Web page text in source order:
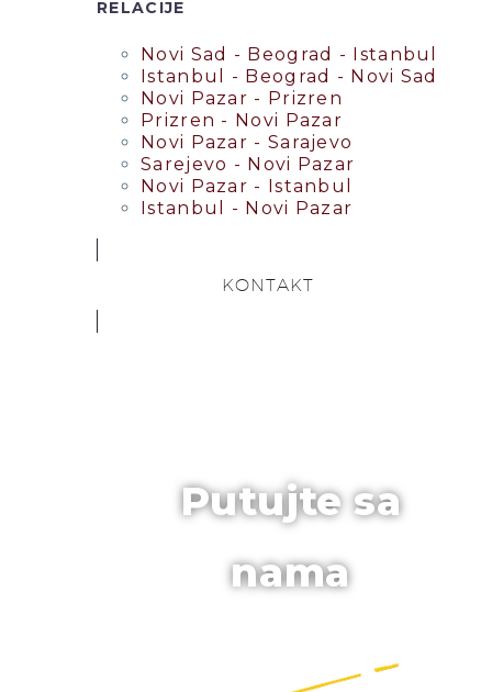
RELACIJE
Novi Sad - Beograd - Istanbul
Istanbul - Beograd - Novi Sad
Novi Pazar - Prizren
Prizren - Novi Pazar
Novi Pazar - Sarajevo
Sarejevo - Novi Pazar
Novi Pazar - Istanbul
Istanbul - Novi Pazar
KONTAKT
Putujte sa
nama